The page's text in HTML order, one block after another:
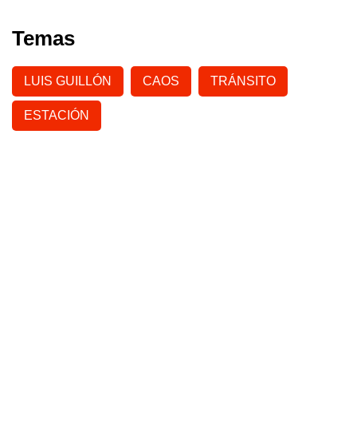
Temas
LUIS GUILLÓN CAOS TRÁNSITO
ESTACIÓN